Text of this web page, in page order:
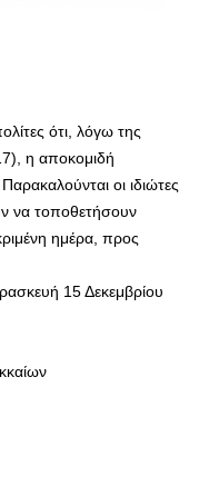
ότι, λόγω της
η αποκομιδή
οι ιδιώτες
να τοποθετήσουν
ημέρα, προς
15 Δεκεμβρίου